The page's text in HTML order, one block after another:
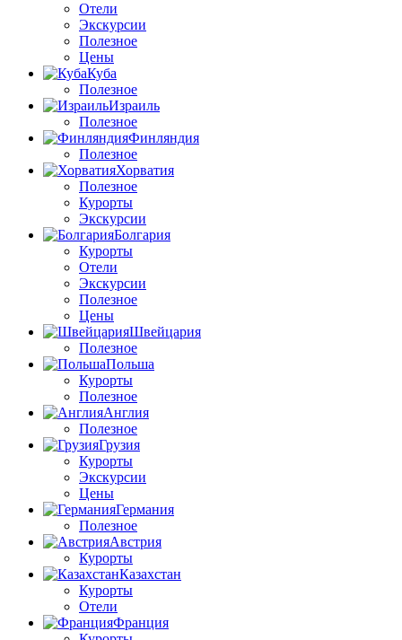
Отели
Экскурсии
Полезное
Цены
Куба
Полезное
Израиль
Полезное
Финляндия
Полезное
Хорватия
Полезное
Курорты
Экскурсии
Болгария
Курорты
Отели
Экскурсии
Полезное
Цены
Швейцария
Полезное
Польша
Курорты
Полезное
Англия
Полезное
Грузия
Курорты
Экскурсии
Цены
Германия
Полезное
Австрия
Курорты
Казахстан
Курорты
Отели
Франция